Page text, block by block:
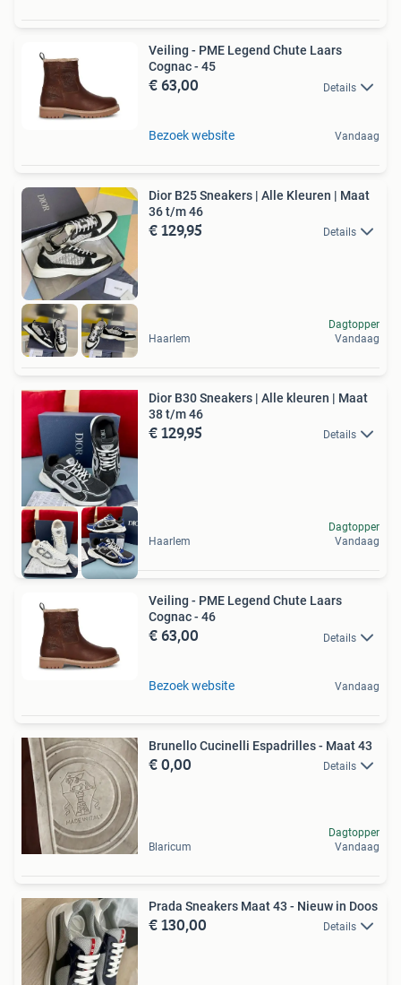
Veiling - PME Legend Chute Laars
Cognac - 45
€ 63,00 Details
Bezoek website Vandaag
Dior B25 Sneakers | Alle Kleuren | Maat
36 t/m 46
€ 129,95 Details
Haarlem
Dagtopper
Vandaag
Dior B30 Sneakers | Alle kleuren | Maat
38 t/m 46
€ 129,95 Details
Haarlem
Dagtopper
Vandaag
Veiling - PME Legend Chute Laars
Cognac - 46
€ 63,00 Details
Bezoek website Vandaag
Brunello Cucinelli Espadrilles - Maat 43
€ 0,00 Details
Blaricum
Dagtopper
Vandaag
Prada Sneakers Maat 43 - Nieuw in Doos
€ 130,00 Details